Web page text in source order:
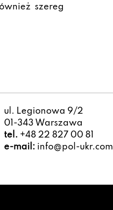
szereg
ul. Legionowa 9/2
01-343 Warszawa
tel. +48 22 827 00 81
e-mail: info@pol-ukr.com